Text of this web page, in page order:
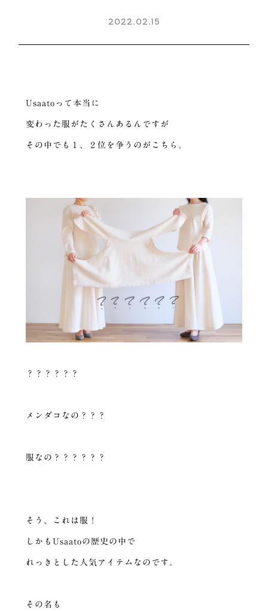
2022.02.15
Usaatoって本当に
変わった服がたくさんあるんですが
その中でも１、２位を争うのがこちら。
？？？？？？
メンダコなの？？？
服なの？？？？？？
そう、これは服！
しかもUsaatoの歴史の中で
れっきとした人気アイテムなのです。
その名も